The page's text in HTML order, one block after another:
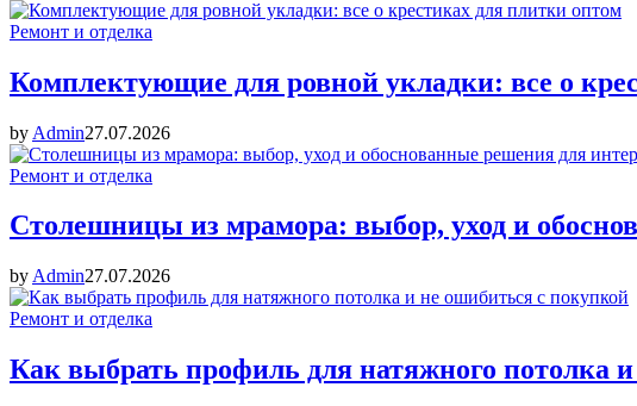
Ремонт и отделка
Комплектующие для ровной укладки: все о
by Admin27.07.2026
Ремонт и отделка
Столешницы из мрамора: выбор, уход и
by Admin27.07.2026
Ремонт и отделка
Как выбрать профиль для натяжного потолка